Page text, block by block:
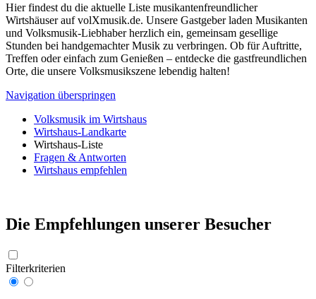
Hier findest du die aktuelle Liste musikantenfreundlicher
Wirtshäuser auf volXmusik.de. Unsere Gastgeber laden Musikanten
und Volksmusik-Liebhaber herzlich ein, gemeinsam gesellige
Stunden bei handgemachter Musik zu verbringen. Ob für Auftritte,
Treffen oder einfach zum Genießen – entdecke die gastfreundlichen
Orte, die unsere Volksmusikszene lebendig halten!
Navigation überspringen
Volksmusik im Wirtshaus
Wirtshaus-Landkarte
Wirtshaus-Liste
Fragen & Antworten
Wirtshaus empfehlen
Die Empfehlungen unserer Besucher
Filterkriterien